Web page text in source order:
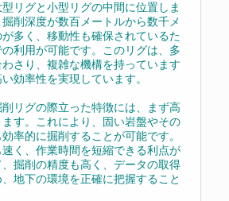
リグと小型リグの中間に位置しま
削深度が数百メートルから数千メ
多く、移動性も確保されているた
利用が可能です。このリグは、多
さり、複雑な機構を持っています
効率性を実現しています。
リグの際立った特徴には、まず高
す。これにより、固い岩盤やその
率的に掘削することが可能です。
く、作業時間を短縮できる利点が
掘削の精度も高く、データの取得
地下の環境を正確に把握すること